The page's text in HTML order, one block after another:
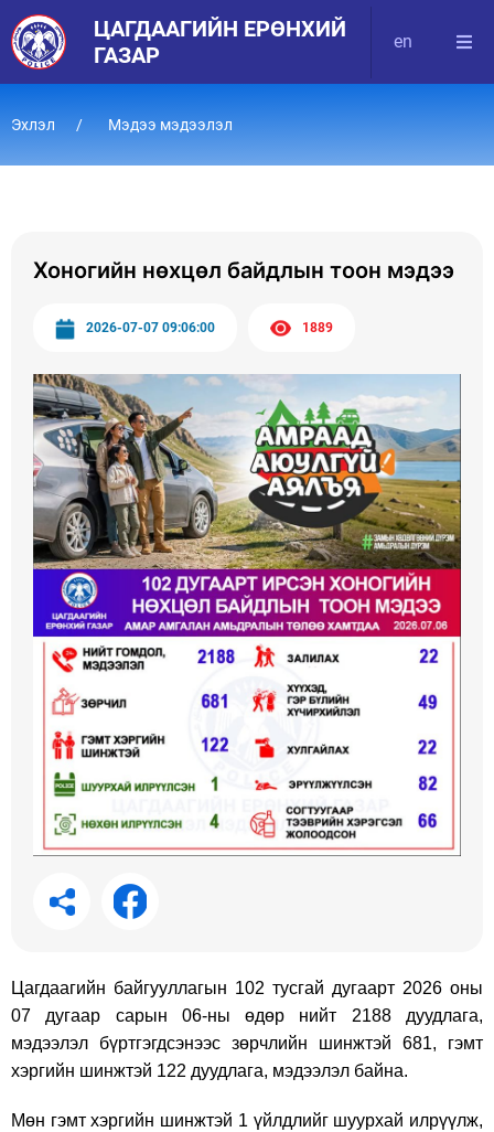
ЦАГДААГИЙН ЕРӨНХИЙ
ГАЗАР
en
Эхлэл Мэдээ мэдээлэл
Хоногийн нөхцөл байдлын тоон мэдээ
2026-07-07 09:06:00 1889
Цагдаагийн байгууллагын 102 тусгай дугаарт 2026 оны
07 дугаар сарын 06-ны өдөр нийт 2188 дуудлага,
мэдээлэл бүртгэгдсэнээс зөрчлийн шинжтэй 681, гэмт
хэргийн шинжтэй 122 дуудлага, мэдээлэл байна.
Мөн гэмт хэргийн шинжтэй 1 үйлдлийг шуурхай илрүүлж,